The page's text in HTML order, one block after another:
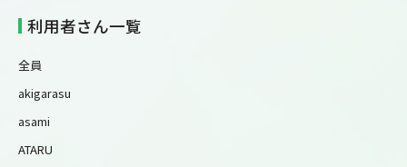
利用者さん一覧
全員
akigarasu
asami
ATARU